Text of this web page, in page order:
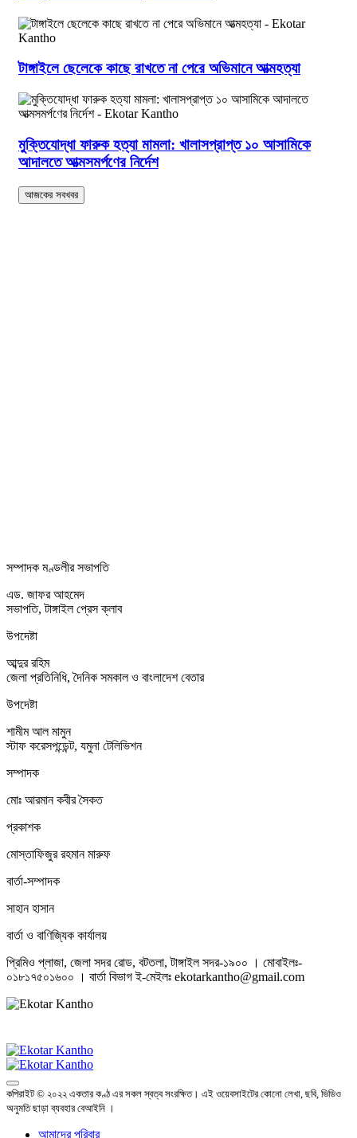
টাঙ্গাইলে ছেলেকে কাছে রাখতে না পেরে অভিমানে আত্মহত্যা
মুক্তিযোদ্ধা ফারুক হত্যা মামলা: খালাসপ্রাপ্ত ১০ আসামিকে
আদালতে আত্মসমর্পণের নির্দেশ
সম্পাদক মণ্ডলীর সভাপতি
এড. জাফর আহমেদ
সভাপতি, টাঙ্গাইল প্রেস ক্লাব
উপদেষ্টা
আব্দুর রহিম
জেলা প্রতিনিধি, দৈনিক সমকাল ও বাংলাদেশ বেতার
উপদেষ্টা
শামীম আল মামুন
স্টাফ করেসপন্ডেন্ট, যমুনা টেলিভিশন
সম্পাদক
মোঃ আরমান কবীর সৈকত
প্রকাশক
মোস্তাফিজুর রহমান মারুফ
বার্তা-সম্পাদক
সাহান হাসান
বার্তা ও বাণিজ্যিক কার্যালয়
প্রিমিও প্লাজা, জেলা সদর রোড, বটতলা, টাঙ্গাইল সদর-১৯০০ । মোবাইলঃ-
০১৮১৭৫০১৬০০ । বার্তা বিভাগ ই-মেইলঃ ekotarkantho@gmail.com
কপিরাইট © ২০২২ একতার কণ্ঠ এর সকল স্বত্ব সংরক্ষিত। এই ওয়েবসাইটের কোনো লেখা, ছবি, ভিডিও
অনুমতি ছাড়া ব্যবহার বেআইনি ।
আমাদের পরিবার